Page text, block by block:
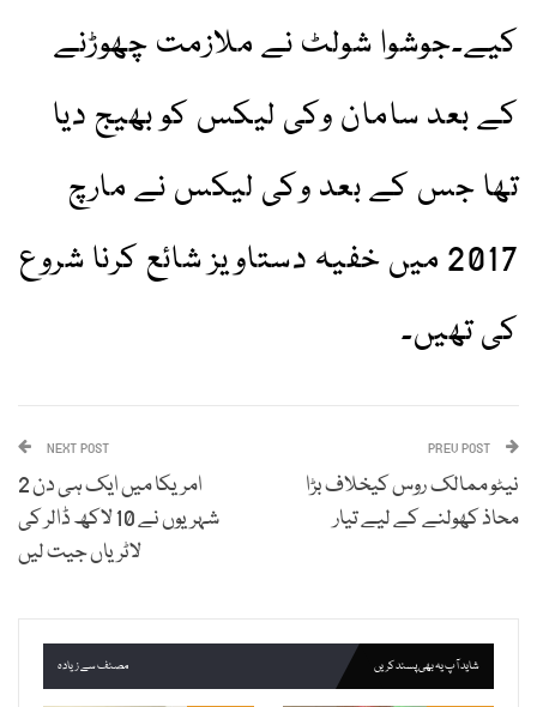
کیے۔جوشوا شولٹ نے ملازمت چھوڑنے
کے بعد سامان وکی لیکس کو بھیج دیا
تھا جس کے بعد وکی لیکس نے مارچ
2017 میں خفیہ دستاویز شائع کرنا شروع
کی تھیں۔
نیٹو ممالک روس کیخلاف بڑا
محاذ کھولنے کے لیے تیار
NEXT POST
امریکا میں ایک ہی دن 2
شہریوں نے 10 لاکھ ڈالر کی
لاٹریاں جیت لیں
شاید آپ یہ بھی پسند کریں مصنف سے زیادہ